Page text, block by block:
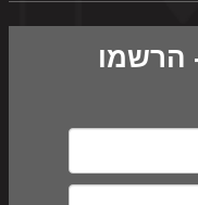
הרשמו